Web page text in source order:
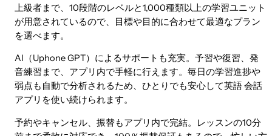
上級者まで、10段階のレベルと1,000種類以上の学習ユニット
が用意されているので、目標や目的に合わせて最適なプラン
を選べます。
AI（Uphone GPT）によるサポートも充実。予習や復習、発
音練習まで、アプリ内で手軽に行えます。毎日の学習進捗や
弱点も自動で分析されるため、ひとりでも安心して英語 会話
アプリを使い続けられます。
予約やキャンセル、振替もアプリ内で完結。レッスンの10分